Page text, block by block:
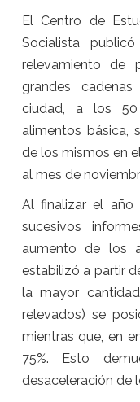
El Centro de
Socialista
relevamiento de
grandes
ciudad, a los
alimentos básica,
de los mismos en
al mes de
Al finalizar el
sucesivos
aumento de los
estabilizó a partir
la mayor
relevados) se
mientras que, en
75%. Esto
desaceleración de